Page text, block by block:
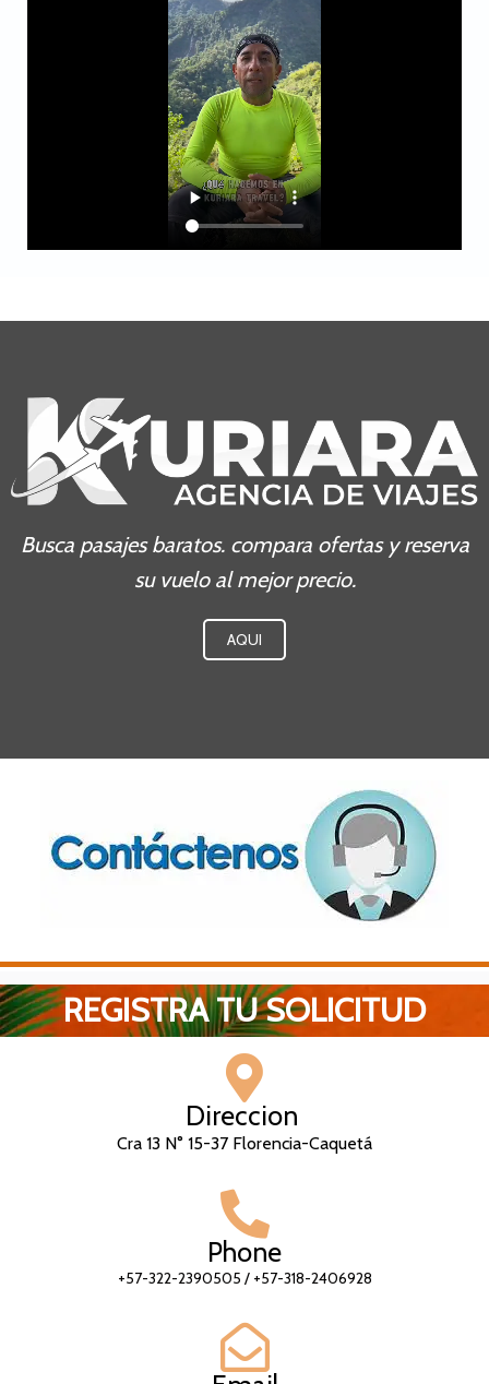
Busca pasajes baratos. compara ofertas y reserva
su vuelo al mejor precio.
AQUI
REGISTRA TU SOLICITUD
Direccion
Cra 13 N° 15-37 Florencia-Caquetá
Phone
+57-322-2390505 / +57-318-2406928